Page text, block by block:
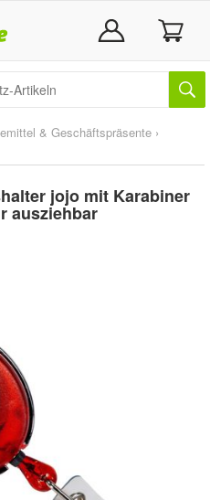
& Geschäftspräsente ›
jojo mit Karabiner
ausziehbar